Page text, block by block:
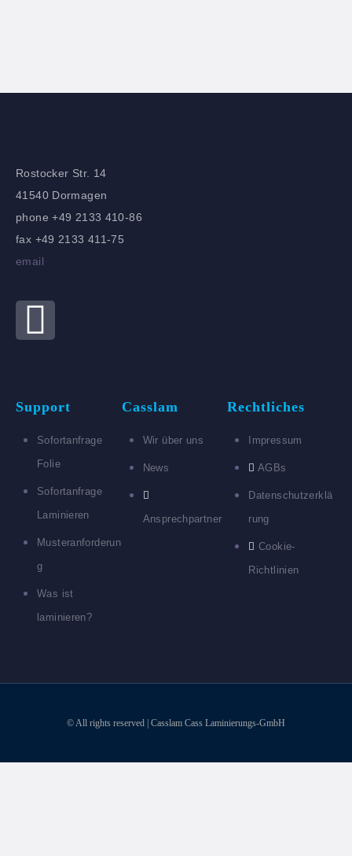
Rostocker Str. 14
41540 Dormagen
phone +49 2133 410-86
fax +49 2133 411-75
email
Support
Sofortanfrage
Folie
Sofortanfrage
Laminieren
Musteranforderun
g
Was ist
laminieren?
Casslam
Wir über uns
News
Ansprechpartner
Rechtliches
Impressum
AGBs
Datenschutzerklä
rung
Cookie-
Richtlinien
© All rights reserved | Casslam Cass Laminierungs-GmbH